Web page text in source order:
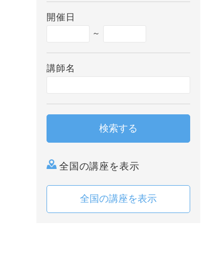
開催日
～
講師名
検索する
全国の講座を表示
全国の講座を表示